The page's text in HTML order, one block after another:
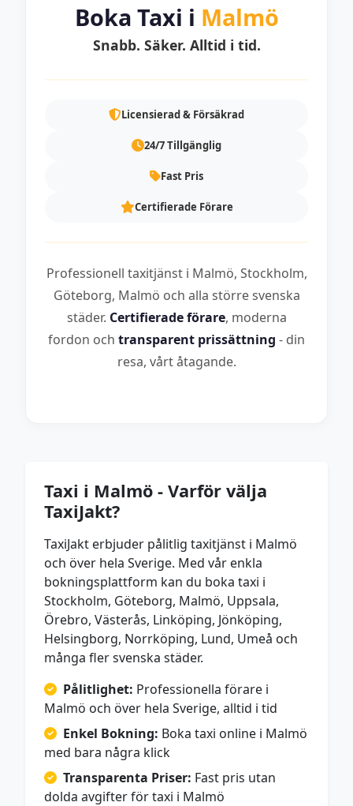
Boka Taxi i Malmö
Snabb. Säker. Alltid i tid.
Licensierad & Försäkrad
24/7 Tillgänglig
Fast Pris
Certifierade Förare
Professionell taxitjänst i Malmö, Stockholm,
Göteborg, Malmö och alla större svenska
städer. Certifierade förare, moderna
fordon och transparent prissättning - din
resa, vårt åtagande.
Taxi i Malmö - Varför välja
TaxiJakt?
TaxiJakt erbjuder pålitlig taxitjänst i Malmö
och över hela Sverige. Med vår enkla
bokningsplattform kan du boka taxi i
Stockholm, Göteborg, Malmö, Uppsala,
Örebro, Västerås, Linköping, Jönköping,
Helsingborg, Norrköping, Lund, Umeå och
många fler svenska städer.
Pålitlighet: Professionella förare i
Malmö och över hela Sverige, alltid i tid
Enkel Bokning: Boka taxi online i Malmö
med bara några klick
Transparenta Priser: Fast pris utan
dolda avgifter för taxi i Malmö